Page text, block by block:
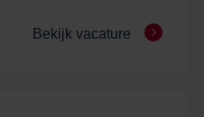
Bekijk vacature